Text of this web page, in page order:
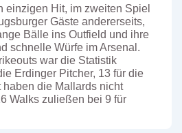
einzigen Hit, im zweiten Spiel
Gäste andererseits,
Bälle ins Outfield und ihre
schnelle Würfe im Arsenal.
war die Statistik
Erdinger Pitcher, 13 für die
die Mallards nicht
Walks zuließen bei 9 für